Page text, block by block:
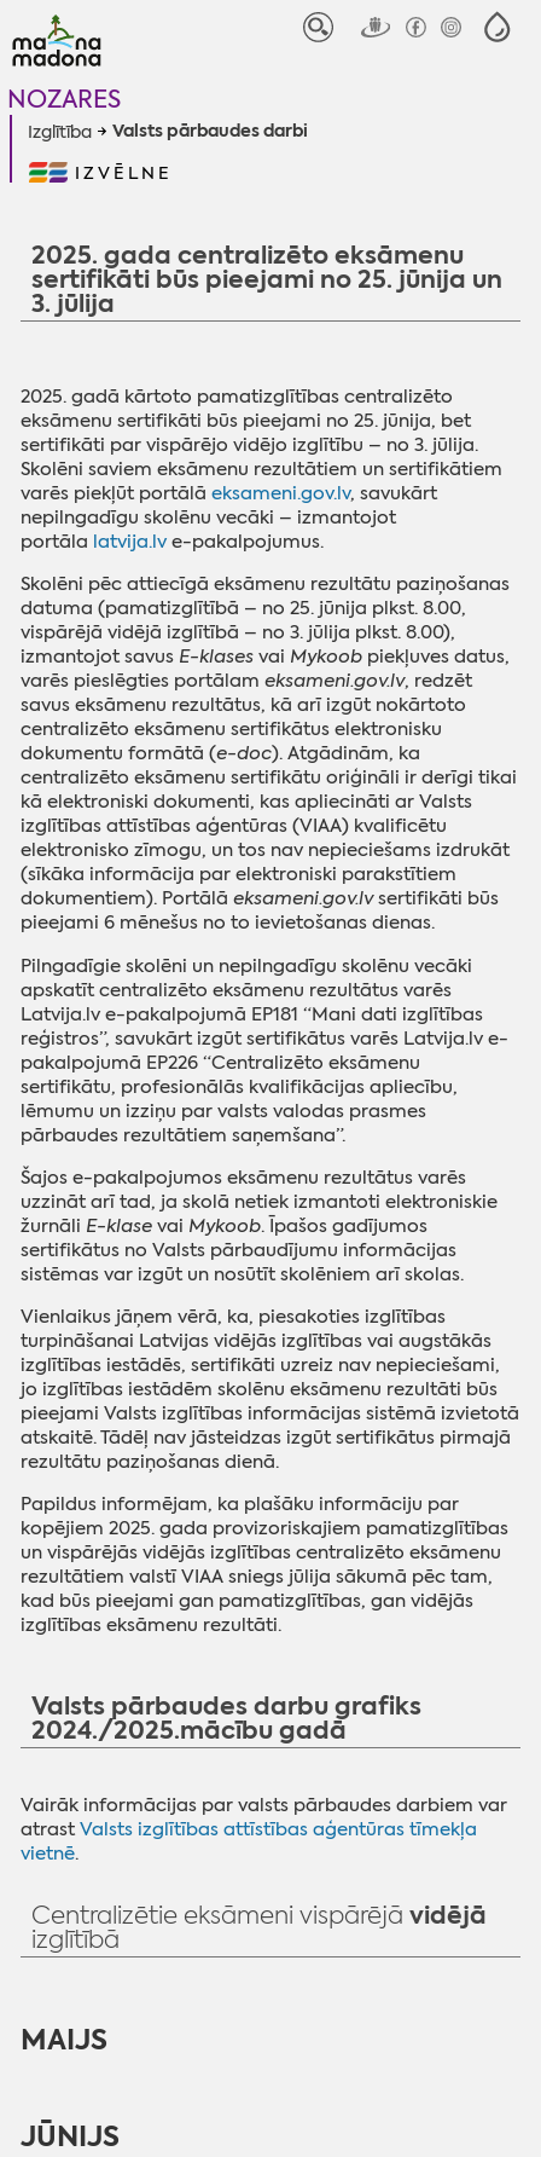
NOZARES
Izglītība Valsts pārbaudes darbi
IZVĒLNE
2025. gada centralizēto eksāmenu
sertifikāti būs pieejami no 25. jūnija un
3. jūlija
2025. gadā kārtoto pamatizglītības centralizēto
eksāmenu sertifikāti būs pieejami no 25. jūnija, bet
sertifikāti par vispārējo vidējo izglītību – no 3. jūlija.
Skolēni saviem eksāmenu rezultātiem un sertifikātiem
varēs piekļūt portālā eksameni.gov.lv, savukārt
nepilngadīgu skolēnu vecāki – izmantojot
portāla latvija.lv e-pakalpojumus.
Skolēni pēc attiecīgā eksāmenu rezultātu paziņošanas
datuma (pamatizglītībā – no 25. jūnija plkst. 8.00,
vispārējā vidējā izglītībā – no 3. jūlija plkst. 8.00),
izmantojot savus E-klases vai Mykoob piekļuves datus,
varēs pieslēgties portālam eksameni.gov.lv, redzēt
savus eksāmenu rezultātus, kā arī izgūt nokārtoto
centralizēto eksāmenu sertifikātus elektronisku
dokumentu formātā (e-doc). Atgādinām, ka
centralizēto eksāmenu sertifikātu oriģināli ir derīgi tikai
kā elektroniski dokumenti, kas apliecināti ar Valsts
izglītības attīstības aģentūras (VIAA) kvalificētu
elektronisko zīmogu, un tos nav nepieciešams izdrukāt
(sīkāka informācija par elektroniski parakstītiem
dokumentiem). Portālā eksameni.gov.lv sertifikāti būs
pieejami 6 mēnešus no to ievietošanas dienas.
Pilngadīgie skolēni un nepilngadīgu skolēnu vecāki
apskatīt centralizēto eksāmenu rezultātus varēs
Latvija.lv e-pakalpojumā EP181 “Mani dati izglītības
reģistros”, savukārt izgūt sertifikātus varēs Latvija.lv e-
pakalpojumā EP226 “Centralizēto eksāmenu
sertifikātu, profesionālās kvalifikācijas apliecību,
lēmumu un izziņu par valsts valodas prasmes
pārbaudes rezultātiem saņemšana”.
Šajos e-pakalpojumos eksāmenu rezultātus varēs
uzzināt arī tad, ja skolā netiek izmantoti elektroniskie
žurnāli E-klase vai Mykoob. Īpašos gadījumos
sertifikātus no Valsts pārbaudījumu informācijas
sistēmas var izgūt un nosūtīt skolēniem arī skolas.
Vienlaikus jāņem vērā, ka, piesakoties izglītības
turpināšanai Latvijas vidējās izglītības vai augstākās
izglītības iestādēs, sertifikāti uzreiz nav nepieciešami,
jo izglītības iestādēm skolēnu eksāmenu rezultāti būs
pieejami Valsts izglītības informācijas sistēmā izvietotā
atskaitē. Tādēļ nav jāsteidzas izgūt sertifikātus pirmajā
rezultātu paziņošanas dienā.
Papildus informējam, ka plašāku informāciju par
kopējiem 2025. gada provizoriskajiem pamatizglītības
un vispārējās vidējās izglītības centralizēto eksāmenu
rezultātiem valstī VIAA sniegs jūlija sākumā pēc tam,
kad būs pieejami gan pamatizglītības, gan vidējās
izglītības eksāmenu rezultāti.
Valsts pārbaudes darbu grafiks
2024./2025.mācību gadā
Vairāk informācijas par valsts pārbaudes darbiem var
atrastValsts izglītības attīstības aģentūras tīmekļa
vietnē.
Centralizētie eksāmeni vispārējā vidējā
izglītībā
MAIJS
JŪNIJS